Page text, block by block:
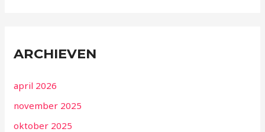
ARCHIEVEN
april 2026
november 2025
oktober 2025